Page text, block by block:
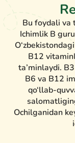
Bu foydali va
Ichimlik B
B12
ta’minlaydi.
B6 va B12
qo‘llab-
Ochilganidan